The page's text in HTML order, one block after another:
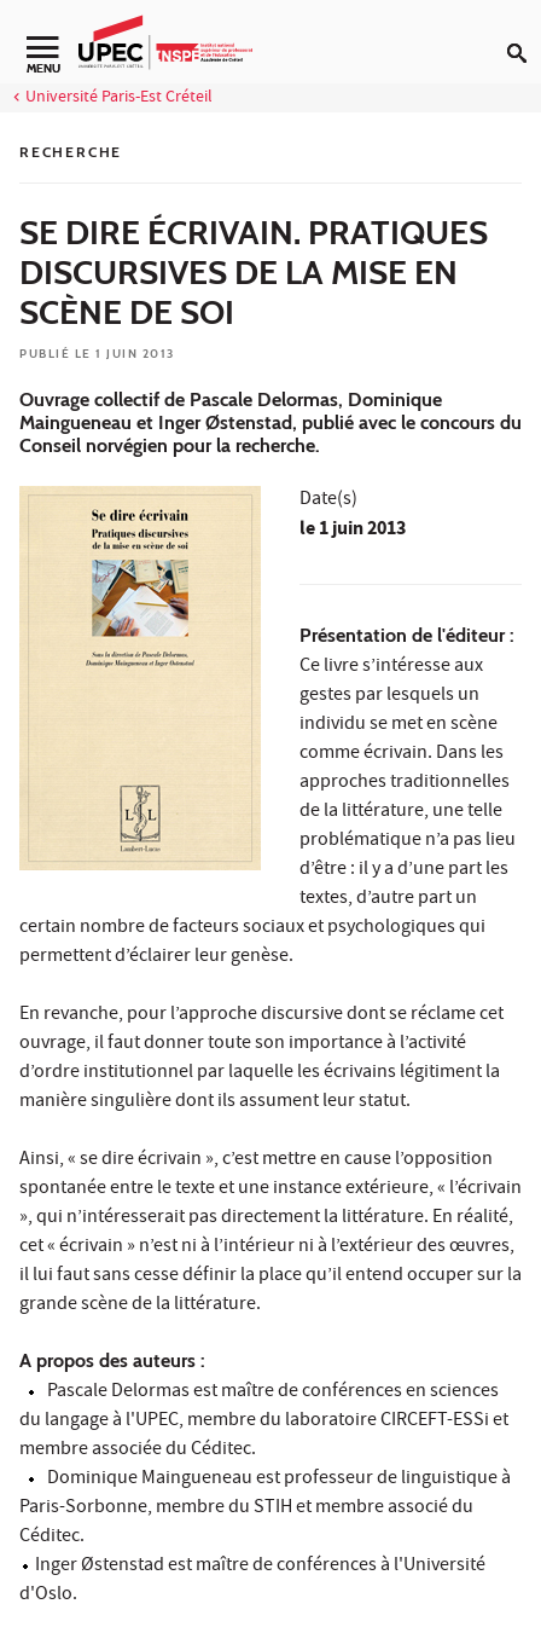
Aller au contenu
Navigation secondaire
MENU
Université Paris-Est Créteil
RECHERCHE
SE DIRE ÉCRIVAIN. PRATIQUES
DISCURSIVES DE LA MISE EN
SCÈNE DE SOI
PUBLIÉ LE 1 JUIN 2013
Ouvrage collectif de Pascale Delormas, Dominique
Maingueneau et Inger Østenstad, publié avec le concours du
Conseil norvégien pour la recherche.
Date(s)
le1 juin 2013
Présentation de l'éditeur :
Ce livre s’intéresse aux
gestes par lesquels un
individu se met en scène
comme écrivain. Dans les
approches traditionnelles
de la littérature, une telle
problématique n’a pas lieu
d’être : il y a d’une part les
textes, d’autre part un
certain nombre de facteurs sociaux et psychologiques qui
permettent d’éclairer leur genèse.
En revanche, pour l’approche discursive dont se réclame cet
ouvrage, il faut donner toute son importance à l’activité
d’ordre institutionnel par laquelle les écrivains légitiment la
manière singulière dont ils assument leur statut.
Ainsi, « se dire écrivain », c’est mettre en cause l’opposition
spontanée entre le texte et une instance extérieure, « l’écrivain
», qui n’intéresserait pas directement la littérature. En réalité,
cet « écrivain » n’est ni à l’intérieur ni à l’extérieur des œuvres,
il lui faut sans cesse définir la place qu’il entend occuper sur la
grande scène de la littérature.
A propos des auteurs :
Pascale Delormas est maître de conférences en sciences
du langage à l'UPEC, membre du laboratoire CIRCEFT-ESSi et
membre associée du Céditec.
Dominique Maingueneau est professeur de linguistique à
Paris-Sorbonne, membre du STIH et membre associé du
Céditec.
Inger Østenstad est maître de conférences à l'Université
d'Oslo.